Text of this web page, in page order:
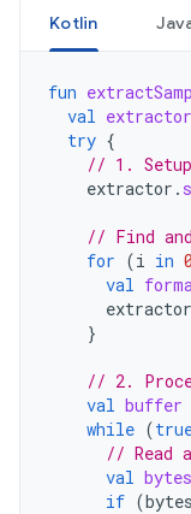
Kotlin
fun
val extractor
try {
// 1.
extractor .
// Find
for (i in 0
val
extractor
}
// 2.
val buffer
while (
// Read
val
if (